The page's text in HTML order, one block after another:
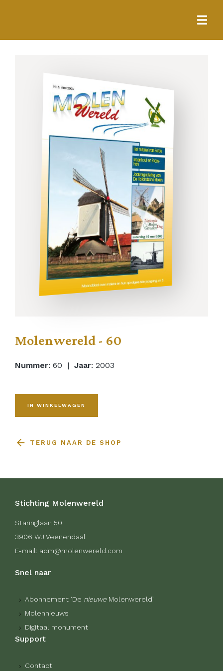
Molenwereld - 60
Nummer: 60 | Jaar: 2003
IN WINKELWAGEN
TERUG NAAR DE SHOP
Stichting Molenwereld
Staringlaan 50
3906 WJ Veenendaal
E-mail: adm@molenwereld.com
Snel naar
Abonnement ‘De nieuwe Molenwereld’
Molennieuws
Digitaal monument
Support
Contact